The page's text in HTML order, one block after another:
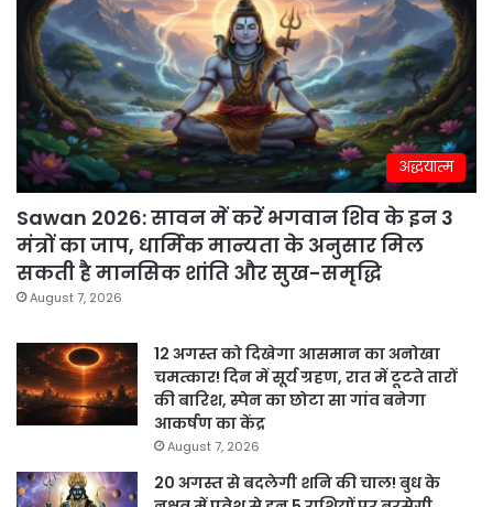
अद्धयात्म
Sawan 2026: सावन में करें भगवान शिव के इन 3
मंत्रों का जाप, धार्मिक मान्यता के अनुसार मिल
सकती है मानसिक शांति और सुख-समृद्धि
August 7, 2026
12 अगस्त को दिखेगा आसमान का अनोखा
चमत्कार! दिन में सूर्य ग्रहण, रात में टूटते तारों
की बारिश, स्पेन का छोटा सा गांव बनेगा
आकर्षण का केंद्र
August 7, 2026
20 अगस्त से बदलेगी शनि की चाल! बुध के